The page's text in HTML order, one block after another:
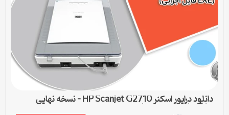
دانلود درایور اسکنر HP Scanjet G2710 – نسخه نهایی
سازگار با تمام ویندوزها